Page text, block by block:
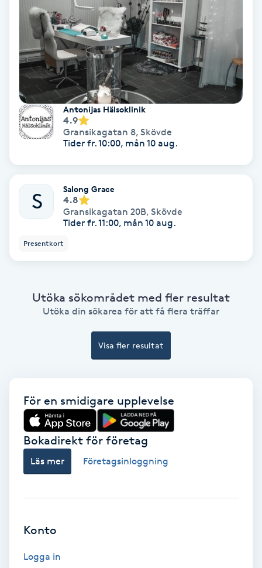
Funktionsanalys
Färgning
Föning
Gel naglar
Gelenaglar
Gellack
Gravidmassage
Gravidyoga
Hatha Yoga
Headspa
Healing
Antonijas Hälsoklinik
4.9
Gransikagatan 8, Skövde
Tider fr. 10:00, mån 10 aug.
S
Salong Grace
4.8
Gransikagatan 20B, Skövde
Tider fr. 11:00, mån 10 aug.
Presentkort
Utöka sökområdet med fler resultat
Utöka din sökarea för att få flera träffar
Visa fler resultat
För en smidigare upplevelse
Bokadirekt för företag
Läs mer Företagsinloggning
Konto
Logga in